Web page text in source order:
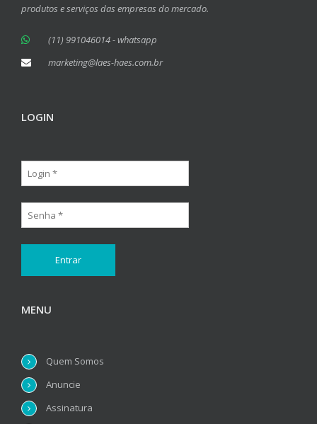
produtos e serviços das empresas do mercado.
(11) 991046014 - whatsapp
marketing@laes-haes.com.br
LOGIN
MENU
Quem Somos
Anuncie
Assinatura